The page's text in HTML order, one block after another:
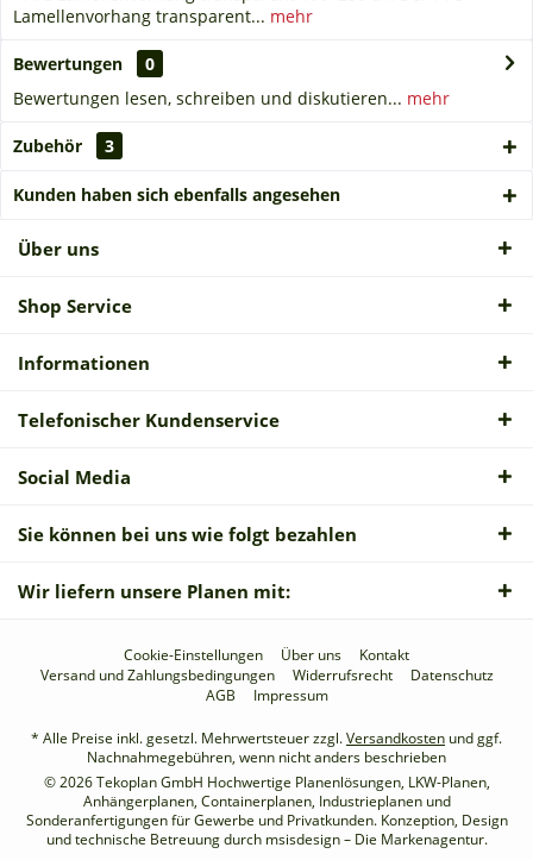
Lamellenvorhang transparent... mehr
Bewertungen
0
Bewertungen lesen, schreiben und diskutieren... mehr
Zubehör 3
Kunden haben sich ebenfalls angesehen
Über uns
Shop Service
Informationen
Telefonischer Kundenservice
Social Media
Sie können bei uns wie folgt bezahlen
Wir liefern unsere Planen mit:
Cookie-Einstellungen Über uns
Kontakt
Versand und Zahlungsbedingungen
Widerrufsrecht
Datenschutz
AGB
Impressum
* Alle Preise inkl. gesetzl. Mehrwertsteuer zzgl.Versandkosten und ggf.
Nachnahmegebühren, wenn nicht anders beschrieben
© 2026 Tekoplan GmbH Hochwertige Planenlösungen, LKW-Planen,
Anhängerplanen, Containerplanen, Industrieplanen und
Sonderanfertigungen für Gewerbe und Privatkunden. Konzeption, Design
und technische Betreuung durch msisdesign – Die Markenagentur.